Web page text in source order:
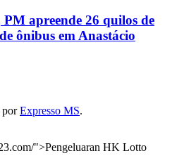
PM apreende 26 quilos de
ônibus em Anastácio
porExpresso MS.
">Pengeluaran HK Lotto